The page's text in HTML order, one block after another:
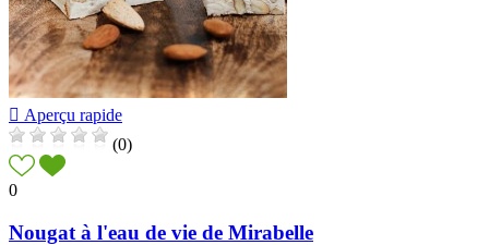
 Aperçu rapide
(0)
0
Nougat à l'eau de vie de Mirabelle